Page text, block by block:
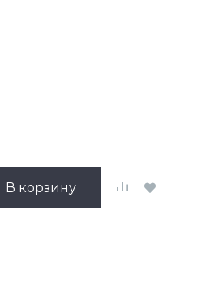
В корзину